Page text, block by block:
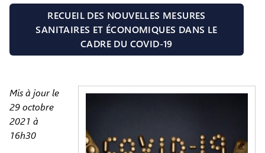
RECUEIL DES NOUVELLES MESURES
SANITAIRES ET ÉCONOMIQUES DANS LE
CADRE DU COVID-19
Mis à jour le
29 octobre
2021 à
16h30